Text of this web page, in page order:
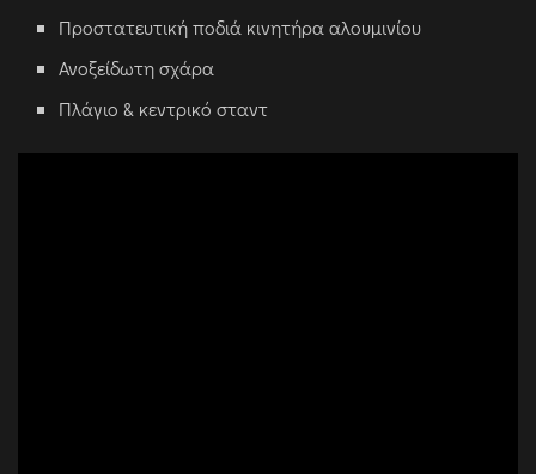
Προστατευτική ποδιά κινητήρα αλουμινίου
Ανοξείδωτη σχάρα
Πλάγιο & κεντρικό σταντ